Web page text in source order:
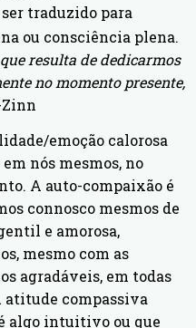
ser traduzido para
ou consciência plena.
resulta de dedicarmos
no momento presente,
Zinn
emoção calorosa
nós mesmos, no
A auto-compaixão é
connosco mesmos de
e amorosa,
mesmo com as
agradáveis, em todas
atitude compassiva
algo intuitivo ou que